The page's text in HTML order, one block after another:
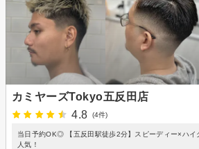
カミヤーズTokyo五反田店
4.8
(4件)
当日予約OK◎ 【五反田駅徒歩2分】スピーディー×ハイ
人気！